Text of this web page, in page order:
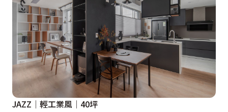
JAZZ│輕工業風│40坪